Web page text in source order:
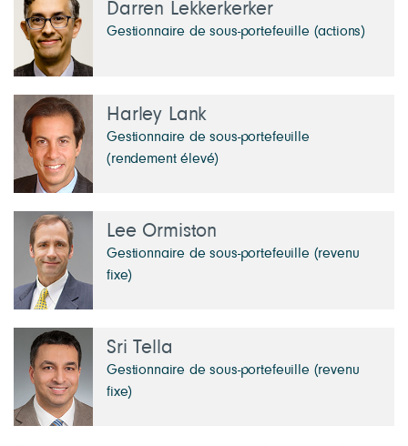
Darren Lekkerkerker
Gestionnaire de sous-portefeuille (actions)
Harley Lank
Gestionnaire de sous-portefeuille
(rendement élevé)
Lee Ormiston
Gestionnaire de sous-portefeuille (revenu
fixe)
Sri Tella
Gestionnaire de sous-portefeuille (revenu
fixe)